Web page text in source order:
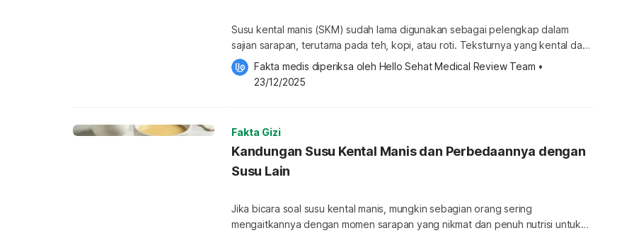
Susu kental manis (SKM) sudah lama digunakan sebagai pelengkap dalam
sajian sarapan, terutama pada teh, kopi, atau roti. Teksturnya yang kental dan
cita rasa manis membuatnya mudah dikenali. Namun, tidak semua produk
kental manis memiliki kandungan yang sama. BPOM menetapkan kategori
karakteristiknya. Memahami kandungan gizi susu kental […]
Fakta medis diperiksa oleh Hello Sehat Medical Review Team •
23/12/2025
Fakta Gizi
Kandungan Susu Kental Manis dan Perbedaannya dengan
Susu Lain
Jika bicara soal susu kental manis, mungkin sebagian orang sering
mengaitkannya dengan momen sarapan yang nikmat dan penuh nutrisi untuk